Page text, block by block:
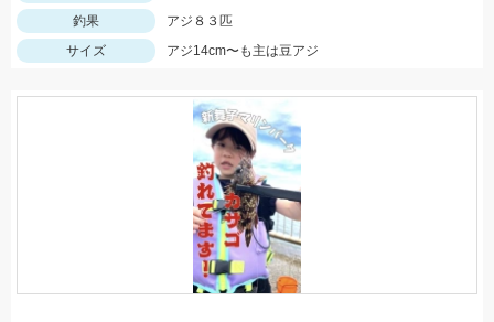
釣果
アジ８３匹
サイズ
アジ14cm〜も主は豆アジ